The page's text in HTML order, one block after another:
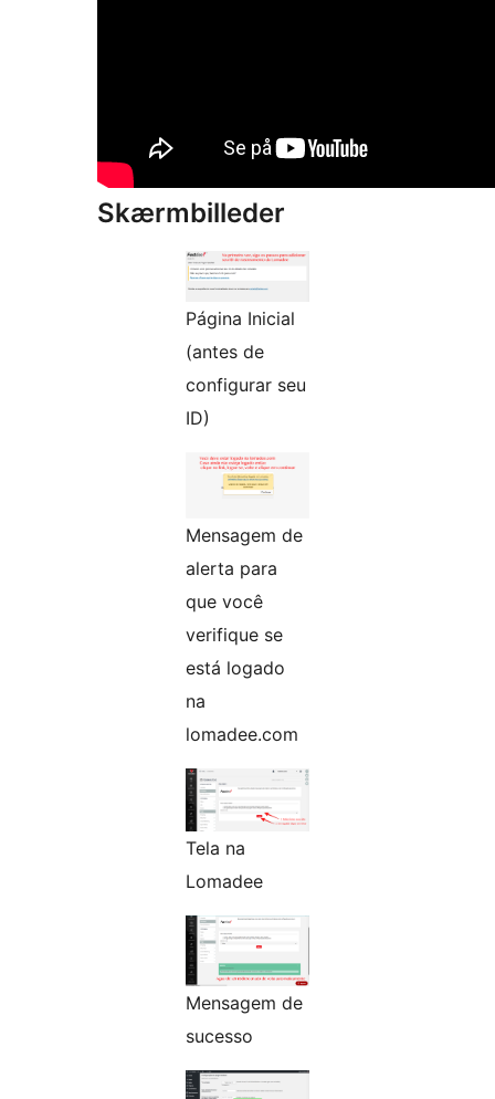
Skærmbilleder
Página Inicial
(antes de
configurar seu
ID)
Mensagem de
alerta para
que você
verifique se
está logado
na
lomadee.com
Tela na
Lomadee
Mensagem de
sucesso